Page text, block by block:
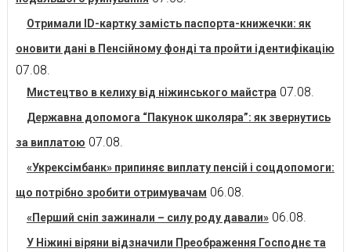
Отримали ID-картку замість паспорта-книжечки: як
оновити дані в Пенсійному фонді та пройти ідентифікацію
07.08.
Мистецтво в келиху від ніжинського майстра 07.08.
Державна допомога “Пакунок школяра”: як звернутись
за виплатою 07.08.
«Укрексімбанк» припиняє виплату пенсій і соцдопомоги:
що потрібно зробити отримувачам 06.08.
«Перший сніп зажинали – силу роду давали» 06.08.
У Ніжині віряни відзначили Преображення Господнє та